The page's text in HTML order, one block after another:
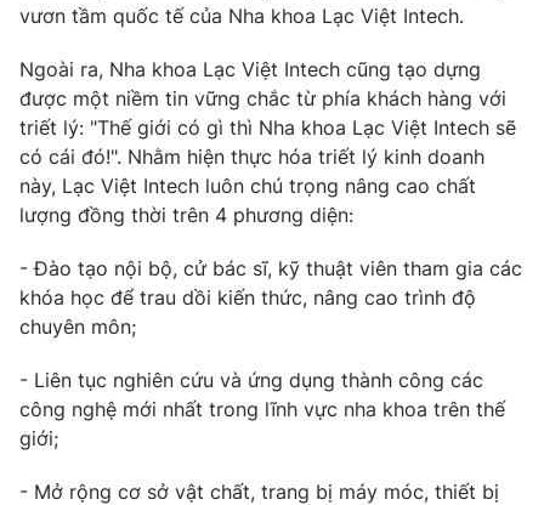
vươn tầm quốc tế của Nha khoa Lạc Việt Intech.
Ngoài ra, Nha khoa Lạc Việt Intech cũng tạo dựng
được một niềm tin vững chắc từ phía khách hàng với
triết lý: "Thế giới có gì thì Nha khoa Lạc Việt Intech sẽ
có cái đó!". Nhằm hiện thực hóa triết lý kinh doanh
này, Lạc Việt Intech luôn chú trọng nâng cao chất
lượng đồng thời trên 4 phương diện:
- Đào tạo nội bộ, cử bác sĩ, kỹ thuật viên tham gia các
khóa học để trau dồi kiến thức, nâng cao trình độ
chuyên môn;
- Liên tục nghiên cứu và ứng dụng thành công các
công nghệ mới nhất trong lĩnh vực nha khoa trên thế
giới;
- Mở rộng cơ sở vật chất, trang bị máy móc, thiết bị